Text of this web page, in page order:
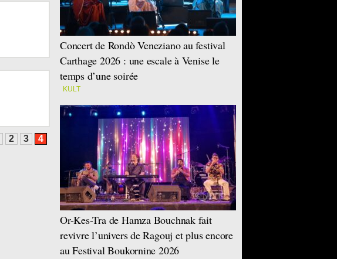
2 3 4
Concert de Rondò Veneziano au festival
Carthage 2026 : une escale à Venise le
temps d’une soirée
KULT
Or-Kes-Tra de Hamza Bouchnak fait
revivre l’univers de Ragouj et plus encore
au Festival Boukornine 2026